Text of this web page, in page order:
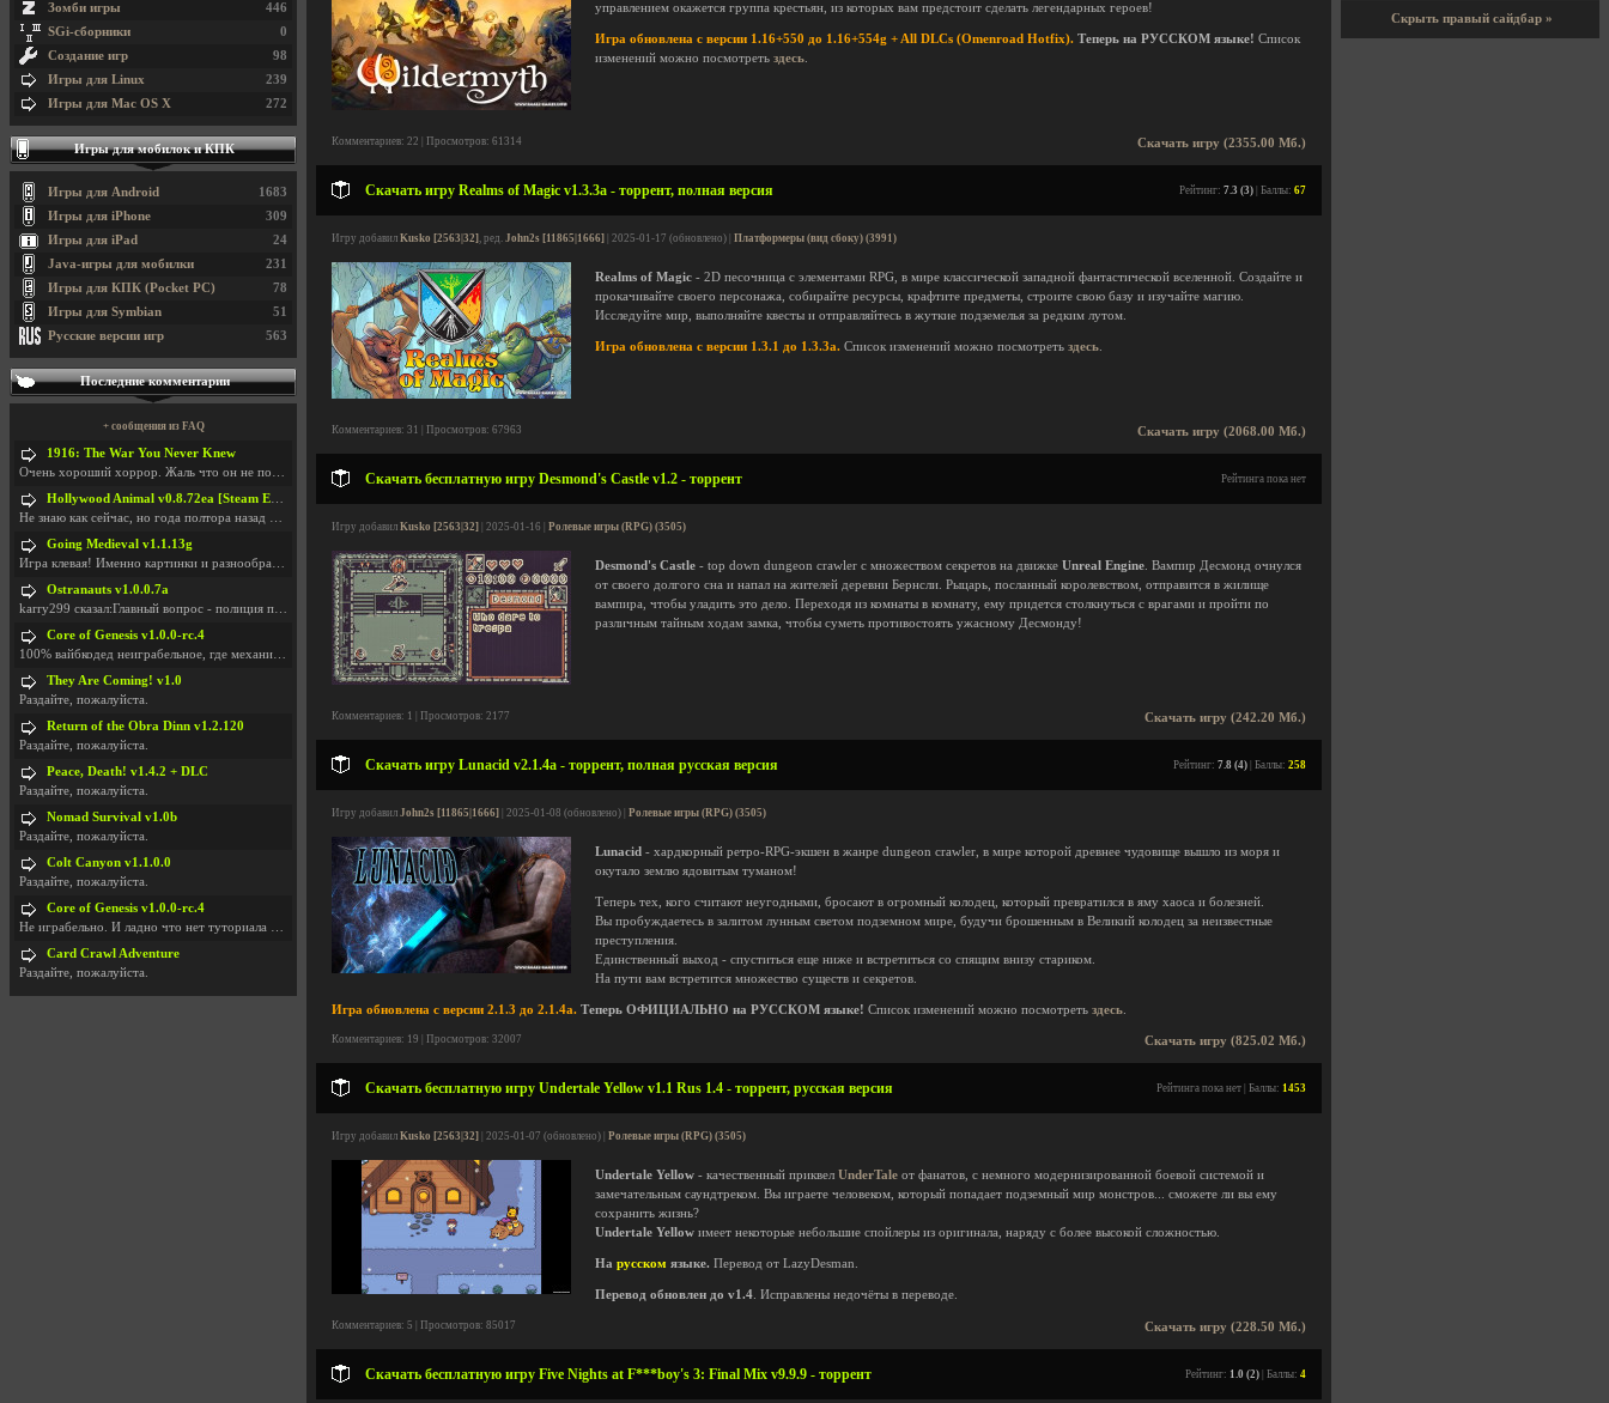
управлением окажется группа крестьян, из которых вам предстоит сделать легендарных героев!
Игра обновлена с версии 1.16+550 до 1.16+554g + All DLCs (Omenroad Hotfix). Теперь на РУССКОМ языке! Список
изменений можно посмотреть здесь
Скачать игру (2355.00 Мб.)
Комментариев: 22 | Просмотров: 61314
Скачать игру Realms of Magic v1.3.3a - торрент, полная версия Рейтинг: 7.3 (3) | Баллы: 67
Игру добавил Kusko [2563|32], ред. John2s [11865|1666] | 2025-01-17 (обновлено) | Платформеры (вид сбоку) (3991)
Realms of Magic - 2D песочница с элементами RPG, в мире классической западной фантастической вселенной. Создайте и
прокачивайте своего персонажа, собирайте ресурсы, крафтите предметы, строите свою базу и изучайте магию.
Исследуйте мир, выполняйте квесты и отправляйтесь в жуткие подземелья за редким лутом.
Игра обновлена с версии 1.3.1 до 1.3.3a. Список изменений можно посмотреть здесь
Скачать игру (2068.00 Мб.)
Комментариев: 31 | Просмотров: 67963
Скачать бесплатную игру Desmond's Castle v1.2 - торрент Рейтинга пока нет
Игру добавил Kusko [2563|32] | 2025-01-16 | Ролевые игры (RPG) (3505)
Desmond's Castle - top down dungeon crawler c множеством секретов на движке Unreal Engine . Вампир Десмонд очнулся
от своего долгого сна и напал на жителей деревни Бернсли. Рыцарь, посланный королевством, отправится в жилище
вампира, чтобы уладить это дело. Переходя из комнаты в комнату, ему придется столкнуться с врагами и пройти по
различным тайным ходам замка, чтобы суметь противостоять ужасному Десмонду!
Скачать игру (242.20 Мб.)
Комментариев: 1 | Просмотров: 2177
Скачать игру Lunacid v2.1.4a - торрент, полная русская версия Рейтинг: 7.8 (4) | Баллы: 258
Игру добавил John2s [11865|1666] | 2025-01-08 (обновлено) | Ролевые игры (RPG) (3505)
Lunacid - хардкорный ретро-RPG-экшен в жанре dungeon crawler, в мире которой древнее чудовище вышло из моря и
окутало землю ядовитым туманом!
Теперь тех, кого считают неугодными, бросают в огромный колодец, который превратился в яму хаоса и болезней.
Вы пробуждаетесь в залитом лунным светом подземном мире, будучи брошенным в Великий колодец за неизвестные
преступления.
Единственный выход - спуститься еще ниже и встретиться со спящим внизу стариком.
На пути вам встретится множество существ и секретов.
Игра обновлена с версии 2.1.3 до 2.1.4a. Теперь ОФИЦИАЛЬНО на РУССКОМ языке! Список изменений можно посмотреть здесь
Скачать игру (825.02 Мб.)
Комментариев: 19 | Просмотров: 32007
Скачать бесплатную игру Undertale Yellow v1.1 Rus 1.4 - торрент, русская версия Рейтинга пока нет | Баллы: 1453
Игру добавил Kusko [2563|32] | 2025-01-07 (обновлено) | Ролевые игры (RPG) (3505)
Undertale Yellow - качественный приквел UnderTale от фанатов, с немного модернизированной боевой системой и
замечательным саундтреком. Вы играете человеком, который попадает подземный мир монстров... сможете ли вы ему
сохранить жизнь?
Undertale Yellow имеет некоторые небольшие спойлеры из оригинала, наряду с более высокой сложностью.
На русском языке. Перевод от LazyDesman.
Перевод обновлен до v1.4 . Исправлены недочёты в переводе.
Скачать игру (228.50 Мб.)
Комментариев: 5 | Просмотров: 85017
Скачать бесплатную игру Five Nights at F***boy's 3: Final Mix v9.9.9 - торрент Рейтинг: 1.0 (2) | Баллы: 4
446
Зомби игры
0
SGi-сборники
98
Создание игр
239
Игры для Linux
272
Игры для Mac OS X
Игры для мобилок и КПК
1683
Игры для Android
309
Игры для iPhone
24
Игры для iPad
231
Java-игры для мобилки
78
Игры для КПК (Pocket PC)
51
Игры для Symbian
563
Русские версии игр
Последние комментарии
+ сообщения из FAQ
1916: The War You Never Knew
Очень хороший хоррор. Жаль что он не получил должн
Hollywood Animal v0.8.72ea [Steam Early Access]
Не знаю как сейчас, но года полтора назад игра был
Going Medieval v1.1.13g
Игра клевая! Именно картинки и разнообразия в стро
Ostranauts v1.0.0.7a
karry299 сказал:Главный вопрос - полиция по-прежне
Core of Genesis v1.0.0-rc.4
100% вайбкодед неиграбельное, где механики знает т
They Are Coming! v1.0
Раздайте, пожалуйста.
Return of the Obra Dinn v1.2.120
Раздайте, пожалуйста.
Peace, Death! v1.4.2 + DLC
Раздайте, пожалуйста.
Nomad Survival v1.0b
Раздайте, пожалуйста.
Colt Canyon v1.1.0.0
Раздайте, пожалуйста.
Core of Genesis v1.0.0-rc.4
Не играбельно. И ладно что нет туториала и ничего
Card Crawl Adventure
Раздайте, пожалуйста.
Скрыть правый сайдбар »